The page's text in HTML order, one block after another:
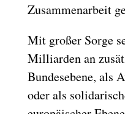
Zusammenarbeit
Mit großer Sorge
Milliarden an
Bundesebene, als
oder als